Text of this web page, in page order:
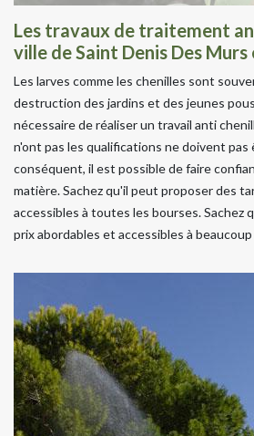
Les travaux de traitement
ville de Saint Denis Des
Les larves comme les chenilles sont
destruction des jardins et des jeunes
nécessaire de réaliser un travail anti
n'ont pas les qualifications ne doivent
conséquent, il est possible de faire
matière. Sachez qu'il peut proposer des
accessibles à toutes les bourses. Sachez
prix abordables et accessibles à